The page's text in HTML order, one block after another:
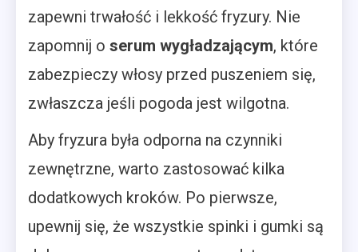
zapewni trwałość i lekkość fryzury. Nie
zapomnij o serum wygładzającym, które
zabezpieczy włosy przed puszeniem się,
zwłaszcza jeśli pogoda jest wilgotna.
Aby fryzura była odporna na czynniki
zewnętrzne, warto zastosować kilka
dodatkowych kroków. Po pierwsze,
upewnij się, że wszystkie spinki i gumki są